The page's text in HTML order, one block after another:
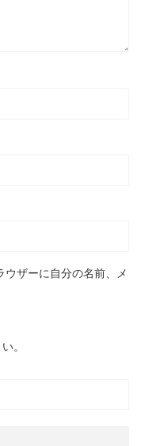
ウザーに自分の名前、メ
。